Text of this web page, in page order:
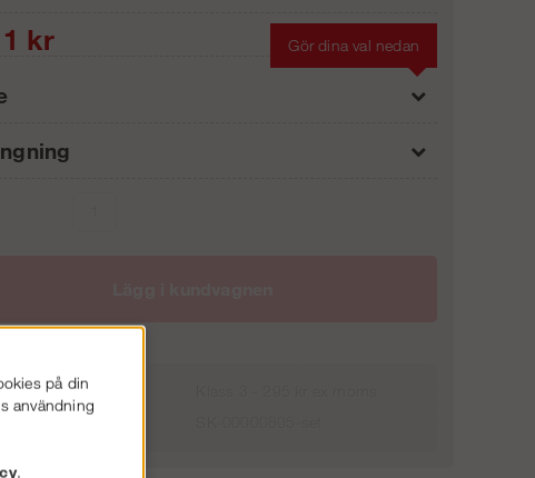
kr Gör dina val nedan
Bryggstege Siljan Fällbar 4-st
på din
användning
.